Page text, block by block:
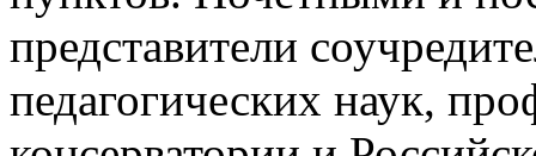
представители
педагогических наук,